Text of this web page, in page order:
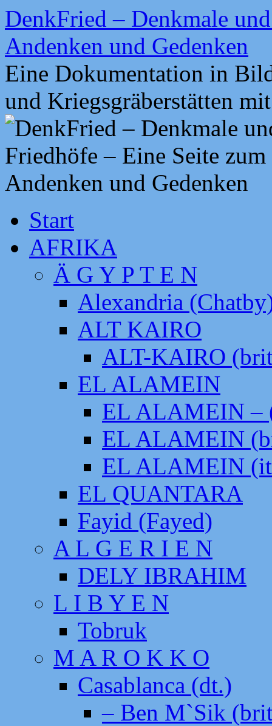
Zum
Inhalt
springen
DenkFried – Denkmale
Andenken und Gedenken
Eine Dokumentation in
und Kriegsgräberstätten
Start
AFRIKA
Ä G Y P T E N
Alexandria
ALT KAIRO
ALT-KAIRO
EL ALAMEIN
EL ALAMEIN –
EL ALAMEIN
EL ALAMEIN
EL QUANTARA
Fayid (Fayed)
A L G E R I E N
DELY IBRAHIM
L I B Y E N
Tobruk
M A R O K K O
Casablanca (dt.)
– Ben M`Sik